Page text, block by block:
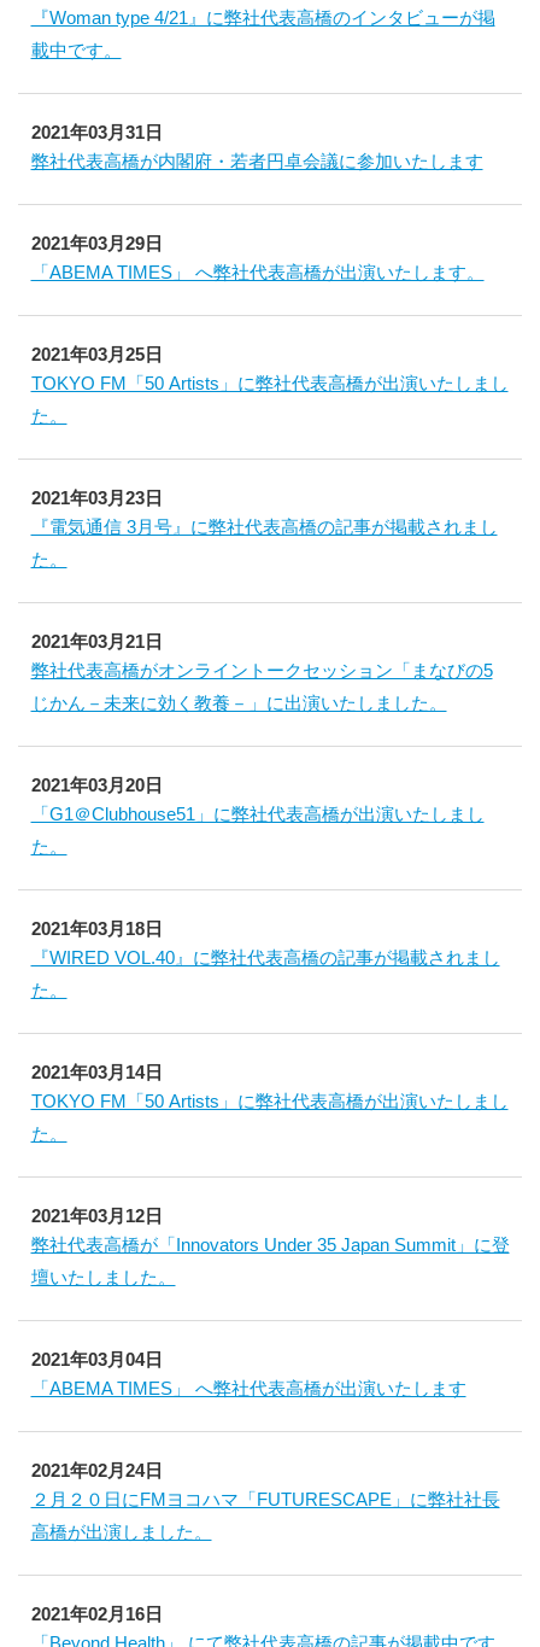
『Woman type 4/21』に弊社代表高橋のインタビューが掲
載中です。
2021年03月31日
弊社代表高橋が内閣府・若者円卓会議に参加いたします
2021年03月29日
「ABEMA TIMES」 へ弊社代表高橋が出演いたします。
2021年03月25日
TOKYO FM「50 Artists」に弊社代表高橋が出演いたしまし
た。
2021年03月23日
『電気通信 3月号』に弊社代表高橋の記事が掲載されまし
た。
2021年03月21日
弊社代表高橋がオンライントークセッション「まなびの5
じかん－未来に効く教養－」に出演いたしました。
2021年03月20日
「G1＠Clubhouse51」に弊社代表高橋が出演いたしまし
た。
2021年03月18日
『WIRED VOL.40』に弊社代表高橋の記事が掲載されまし
た。
2021年03月14日
TOKYO FM「50 Artists」に弊社代表高橋が出演いたしまし
た。
2021年03月12日
弊社代表高橋が「Innovators Under 35 Japan Summit」に登
壇いたしました。
2021年03月04日
「ABEMA TIMES」 へ弊社代表高橋が出演いたします
2021年02月24日
２月２０日にFMヨコハマ「FUTURESCAPE」に弊社社長
高橋が出演しました。
2021年02月16日
「Beyond Health」 にて弊社代表高橋の記事が掲載中です